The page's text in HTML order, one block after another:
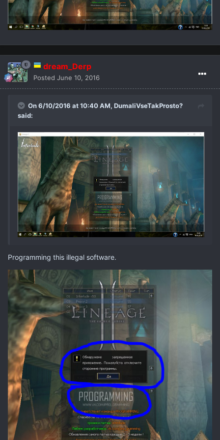
dream_Derp
Posted June 10, 2016
On 6/10/2016 at 10:40 AM, DumaliVseTakProsto?
said:
Programming this illegal software.